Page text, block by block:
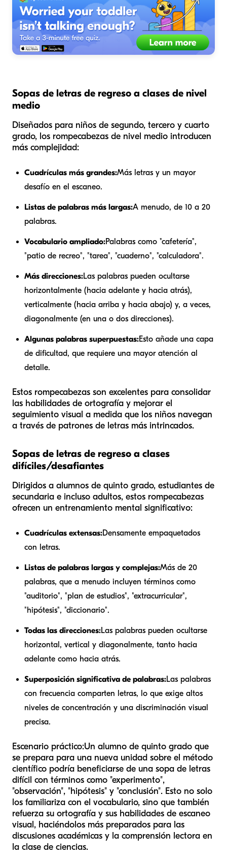
Sopas de letras de regreso a clases de nivel
medio
Diseñados para niños de segundo, tercero y cuarto
grado, los rompecabezas de nivel medio introducen
más complejidad:
Cuadrículas más grandes:Más letras y un mayor
desafío en el escaneo.
Listas de palabras más largas:A menudo, de 10 a 20
palabras.
Vocabulario ampliado:Palabras como "cafetería",
"patio de recreo", "tarea", "cuaderno", "calculadora".
Más direcciones:Las palabras pueden ocultarse
horizontalmente (hacia adelante y hacia atrás),
verticalmente (hacia arriba y hacia abajo) y, a veces,
diagonalmente (en una o dos direcciones).
Algunas palabras superpuestas:Esto añade una capa
de dificultad, que requiere una mayor atención al
detalle.
Estos rompecabezas son excelentes para consolidar
las habilidades de ortografía y mejorar el
seguimiento visual a medida que los niños navegan
a través de patrones de letras más intrincados.
Sopas de letras de regreso a clases
difíciles/desafiantes
Dirigidos a alumnos de quinto grado, estudiantes de
secundaria e incluso adultos, estos rompecabezas
ofrecen un entrenamiento mental significativo:
Cuadrículas extensas:Densamente empaquetados
con letras.
Listas de palabras largas y complejas:Más de 20
palabras, que a menudo incluyen términos como
"auditorio", "plan de estudios", "extracurricular",
"hipótesis", "diccionario".
Todas las direcciones:Las palabras pueden ocultarse
horizontal, vertical y diagonalmente, tanto hacia
adelante como hacia atrás.
Superposición significativa de palabras:Las palabras
con frecuencia comparten letras, lo que exige altos
niveles de concentración y una discriminación visual
precisa.
Escenario práctico:Un alumno de quinto grado que
se prepara para una nueva unidad sobre el método
científico podría beneficiarse de una sopa de letras
difícil con términos como "experimento",
"observación", "hipótesis" y "conclusión". Esto no solo
los familiariza con el vocabulario, sino que también
refuerza su ortografía y sus habilidades de escaneo
visual, haciéndolos más preparados para las
discusiones académicas y la comprensión lectora en
la clase de ciencias.